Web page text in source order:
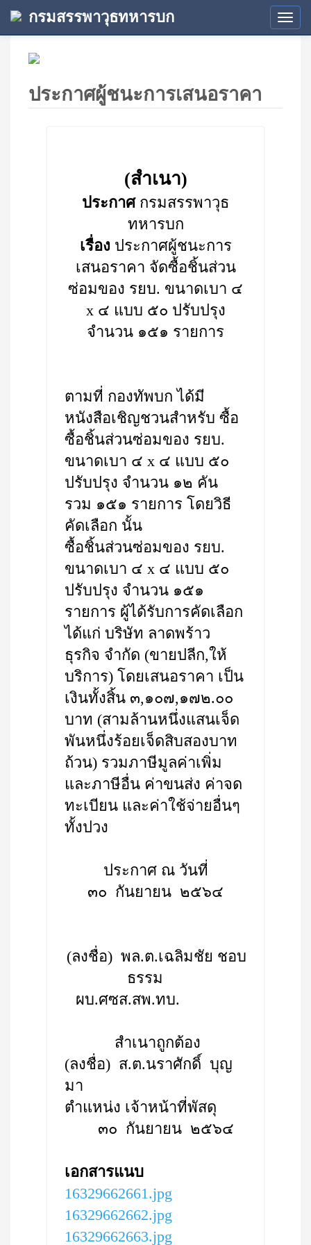
กรมสรรพาวุธทหารบก
ประกาศผู้ชนะการเสนอราคา
(สำเนา)
ประกาศกรมสรรพาวุธ
ทหารบก
เรื่อง ประกาศผู้ชนะการ
เสนอราคา จัดซื้อชิ้นส่วน
ซ่อมของ รยบ. ขนาดเบา ๔
x ๔ แบบ ๕๐ ปรับปรุง
จำนวน ๑๕๑ รายการ
ตามที่ กองทัพบก ได้มี
หนังสือเชิญชวนสำหรับ ซื้อ
ซื้อชิ้นส่วนซ่อมของ รยบ.
ขนาดเบา ๔ x ๔ แบบ ๕๐
ปรับปรุง จำนวน ๑๒ คัน
รวม ๑๕๑ รายการ โดยวิธี
คัดเลือก นั้น
ซื้อชิ้นส่วนซ่อมของ รยบ.
ขนาดเบา ๔ x ๔ แบบ ๕๐
ปรับปรุง จำนวน ๑๕๑
รายการ ผู้ได้รับการคัดเลือก
ได้แก่ บริษัท ลาดพร้าว
ธุรกิจ จำกัด (ขายปลีก,ให้
บริการ) โดยเสนอราคา เป็น
เงินทั้งสิ้น ๓,๑๐๗,๑๗๒.๐๐
บาท (สามล้านหนึ่งแสนเจ็ด
พันหนึ่งร้อยเจ็ดสิบสองบาท
ถ้วน) รวมภาษีมูลค่าเพิ่ม
และภาษีอื่น ค่าขนส่ง ค่าจด
ทะเบียน และค่าใช้จ่ายอื่นๆ
ทั้งปวง
ประกาศ ณ วันที่
๓๐ กันยายน ๒๕๖๔
(ลงชื่อ) พล.ต.เฉลิมชัย ชอบ
ธรรม
ผบ.ศซส.สพ.ทบ.
สำเนาถูกต้อง
(ลงชื่อ) ส.ต.นราศักดิ์ บุญ
มา
ตำแหน่ง เจ้าหน้าที่พัสดุ
๓๐ กันยายน ๒๕๖๔
เอกสารแนบ
16329662661.jpg
16329662662.jpg
16329662663.jpg